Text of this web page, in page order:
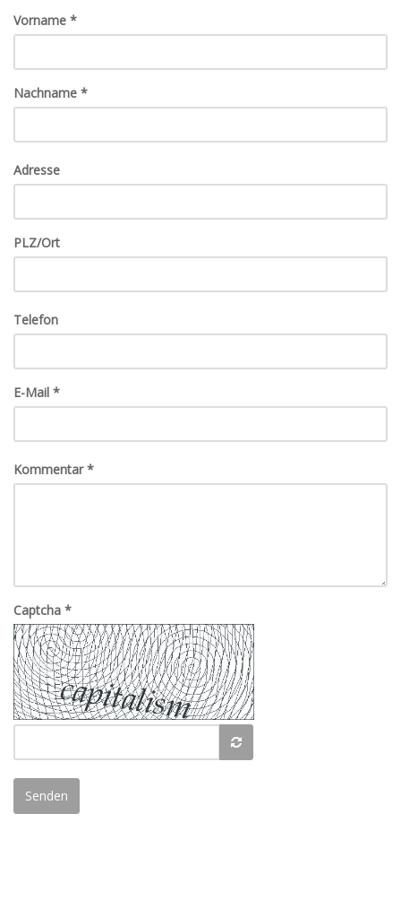
Vorname *
Nachname *
Adresse
PLZ/Ort
Telefon
E-Mail *
Kommentar*
Captcha *
Senden